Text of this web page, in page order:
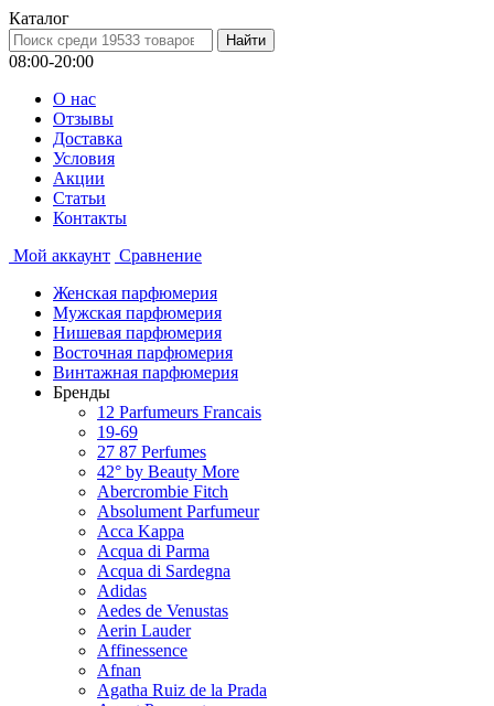
Каталог
08:00-20:00
О нас
Отзывы
Доставка
Условия
Aкции
Статьи
Контакты
Мой аккаунт Сравнение
Женская парфюмерия
Мужская парфюмерия
Нишевая парфюмерия
Восточная парфюмерия
Винтажная парфюмерия
Бренды
12 Parfumeurs Francais
19-69
27 87 Perfumes
42° by Beauty More
Abercrombie Fitch
Absolument Parfumeur
Acca Kappa
Acqua di Parma
Acqua di Sardegna
Adidas
Aedes de Venustas
Aerin Lauder
Affinessence
Afnan
Agatha Ruiz de la Prada